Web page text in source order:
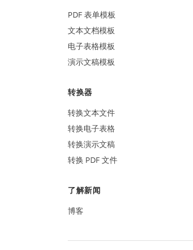
PDF 表单模板
文本文档模板
电子表格模板
演示文稿模板
转换器
转换文本文件
转换电子表格
转换演示文稿
转换 PDF 文件
了解新闻
博客